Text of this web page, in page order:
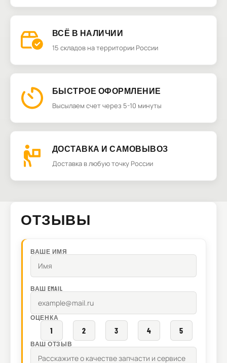
ВСЁ В НАЛИЧИИ
15 складов на территории России
БЫСТРОЕ ОФОРМЛЕНИЕ
Высылаем счет через 5-10 минуты
ДОСТАВКА И САМОВЫВОЗ
Доставка в любую точку России
ОТЗЫВЫ
ВАШЕ ИМЯ
ВАШ EMAIL
ОЦЕНКА
1 2 3 4 5
ВАШ ОТЗЫВ